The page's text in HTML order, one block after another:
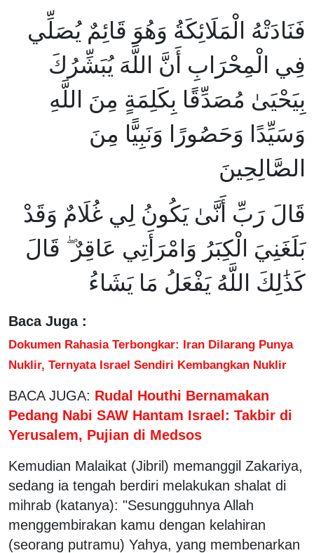
فَنَادَتْهُ الْمَلَائِكَةُ وَهُوَ قَائِمٌ يُصَلِّي
فِي الْمِحْرَابِ أَنَّ اللَّهَ يُبَشِّرُكَ
بِيَحْيَىٰ مُصَدِّقًا بِكَلِمَةٍ مِنَ اللَّهِ
وَسَيِّدًا وَحَصُورًا وَنَبِيًّا مِنَ
الصَّالِحِينَ
قَالَ رَبِّ أَنَّىٰ يَكُونُ لِي غُلَامٌ وَقَدْ
بَلَغَنِيَ الْكِبَرُ وَامْرَأَتِي عَاقِرٌ ۖ قَالَ
كَذَٰلِكَ اللَّهُ يَفْعَلُ مَا يَشَاءُ
Baca Juga :
Dokumen Rahasia Terbongkar: Iran Dilarang Punya
Nuklir, Ternyata Israel Sendiri Kembangkan Nuklir
BACA JUGA: Rudal Houthi Bernamakan
Pedang Nabi SAW Hantam Israel: Takbir di
Yerusalem, Pujian di Medsos
Kemudian Malaikat (Jibril) memanggil Zakariya,
sedang ia tengah berdiri melakukan shalat di
mihrab (katanya): "Sesungguhnya Allah
menggembirakan kamu dengan kelahiran
(seorang putramu) Yahya, yang membenarkan